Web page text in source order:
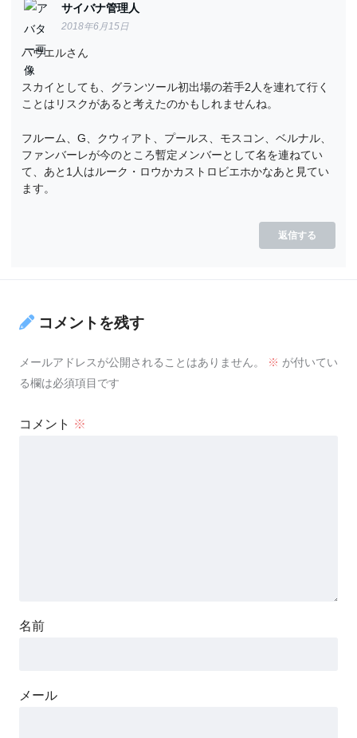
サイバナ管理人
2018年6月15日
ハウエルさん
スカイとしても、グランツール初出場の若手2人を連れて行く
ことはリスクがあると考えたのかもしれませんね。
フルーム、G、クウィアト、プールス、モスコン、ベルナル、
ファンバーレが今のところ暫定メンバーとして名を連ねてい
て、あと1人はルーク・ロウかカストロビエホかなあと見てい
ます。
返信する
コメントを残す
メールアドレスが公開されることはありません。 ※ が付いてい
る欄は必須項目です
コメント ※
名前
メール